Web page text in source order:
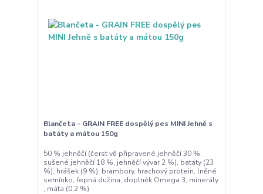
Blančeta - GRAIN FREE dospělý pes MINI Jehně s
batáty a mátou 150g
50 % jehněčí (čerst vě připravené jehněčí 30 %,
sušené jehněčí 18 %, jehněčí vývar 2 %), batáty (23
%), hrášek (9 %), brambory, hrachový protein, lněné
semínko, řepná dužina, doplněk Omega 3, minerály
, máta (0,2 %)